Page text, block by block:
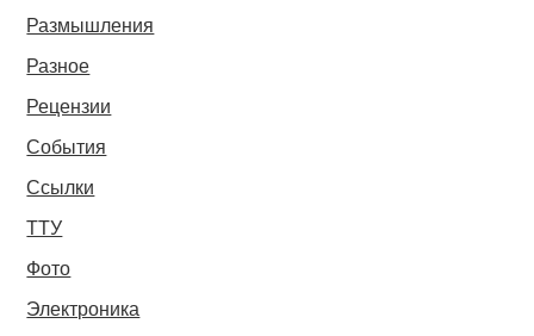
Размышления
Разное
Рецензии
События
Ссылки
ТТУ
Фото
Электроника